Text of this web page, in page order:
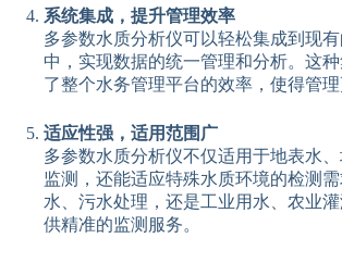
系统集成，提升管理效率
多参数水质分析仪可以轻松集成到现
中，实现数据的统一管理和分析。这
了整个水务管理平台的效率，使得管理
适应性强，适用范围广
多参数水质分析仪不仅适用于地表水
监测，还能适应特殊水质环境的检测
水、污水处理，还是工业用水、农业
供精准的监测服务。